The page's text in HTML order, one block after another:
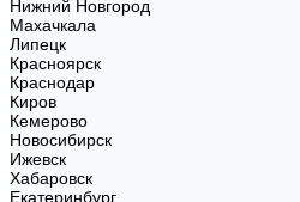
Нижний Новгород
Махачкала
Липецк
Красноярск
Краснодар
Киров
Кемерово
Новосибирск
Ижевск
Хабаровск
Екатеринбург